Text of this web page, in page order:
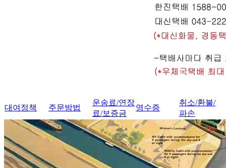
대여정책 주문방법
운송료/연장
료/보증금
영수증
취소/환불/
파손